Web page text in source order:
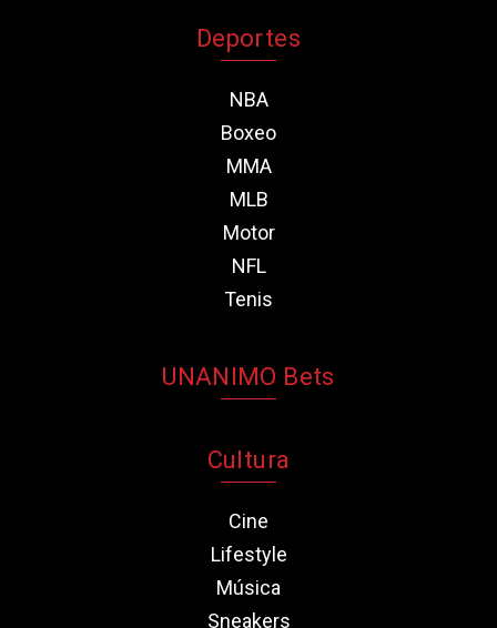
Deportes
NBA
Boxeo
MMA
MLB
Motor
NFL
Tenis
UNANIMO Bets
Cultura
Cine
Lifestyle
Música
Sneakers